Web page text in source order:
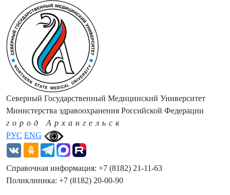
РУС ENG
Северный Государственный Медицинский Университет
Министерства здравоохранения Российской Федерации
город Архангельск
Справочная информация: +7 (8182) 21-11-63
Поликлиника: +7 (8182) 20-00-90